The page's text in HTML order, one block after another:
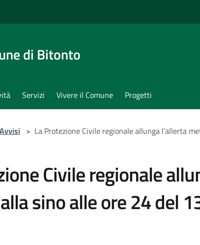
di Bitonto
Servizi Vivere il Comune Progetti
Avvisi > La Protezione Civile regionale allunga l’allerta
Civile regionale
sino alle ore 24 del